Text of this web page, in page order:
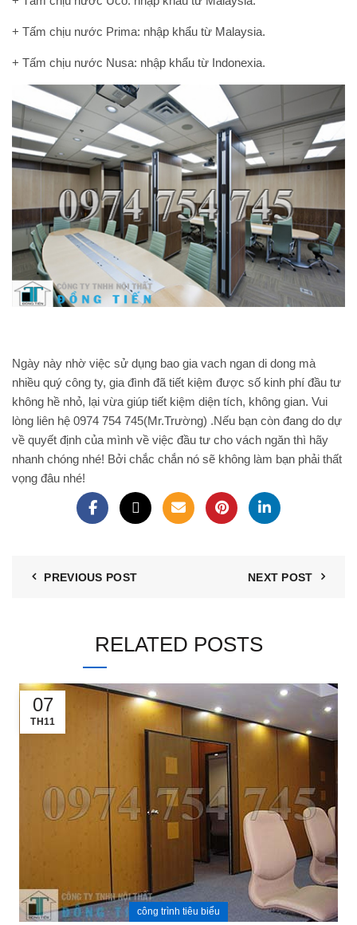
+ Tấm chịu nước Prima: nhập khẩu từ Malaysia.
+ Tấm chịu nước Nusa: nhập khẩu từ Indonexia.
Ngày này nhờ việc sử dụng bao gia vach ngan di dong mà
nhiều quý công ty, gia đình đã tiết kiệm được số kinh phí đầu tư
không hề nhỏ, lại vừa giúp tiết kiệm diện tích, không gian. Vui
lòng liên hệ 0974 754 745(Mr.Trường) .Nếu bạn còn đang do dự
về quyết định của mình về việc đầu tư cho vách ngăn thì hãy
nhanh chóng nhé! Bởi chắc chắn nó sẽ không làm bạn phải thất
vọng đâu nhé!
PREVIOUS POST NEXT POST
RELATED POSTS
07
TH11
công trình tiêu biểu